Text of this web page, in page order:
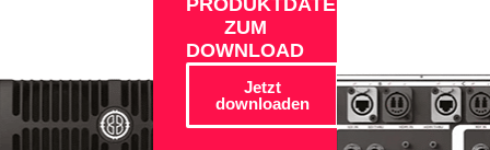
ZUM
DOWNLOAD
Jetzt
downloaden